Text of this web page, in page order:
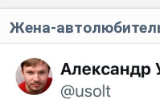
Жена-